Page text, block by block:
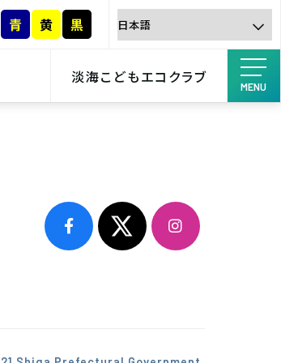
青 黄 黒
淡海こどもエコクラブ
MENU